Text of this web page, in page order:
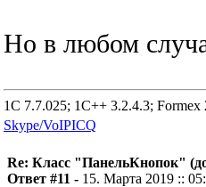
Но в любом
1C 7.7.025; 1C++ 3.2.4.3; Formex
Skype/VoIPICQ
Re: Класс "ПанельКнопок"
Ответ #11 - 15. Марта 2019 ::